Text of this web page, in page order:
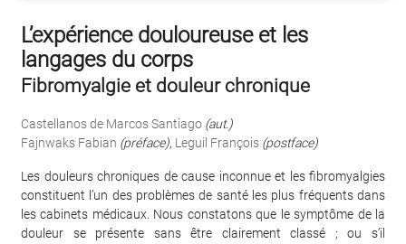
L’expérience douloureuse et les
langages du corps
Fibromyalgie et douleur chronique
Castellanos de Marcos Santiago (aut.)
Fajnwaks Fabian (préface), Leguil François (postface)
Les douleurs chroniques de cause inconnue et les fibromyalgies
constituent l’un des problèmes de santé les plus fréquents dans
les cabinets médicaux. Nous constatons que le symptôme de la
douleur se présente sans être clairement classé ; ou s’il